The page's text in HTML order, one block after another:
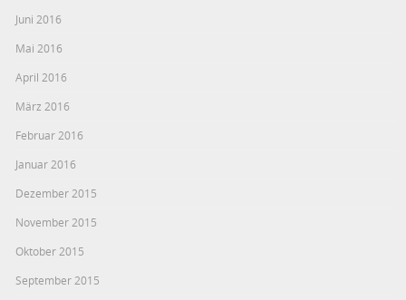
Juni 2016
Mai 2016
April 2016
März 2016
Februar 2016
Januar 2016
Dezember 2015
November 2015
Oktober 2015
September 2015